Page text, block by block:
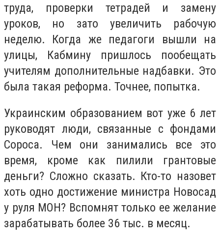
труда, проверки тетрадей и замену
уроков, но зато увеличить рабочую
неделю. Когда же педагоги вышли на
улицы, Кабмину пришлось пообещать
учителям дополнительные надбавки. Это
была такая реформа. Точнее, попытка.
Украинским образованием вот уже 6 лет
руководят люди, связанные с фондами
Сороса. Чем они занимались все это
время, кроме как пилили грантовые
деньги? Сложно сказать. Кто-то назовет
хоть одно достижение министра Новосад
у руля МОН? Вспомнят только ее желание
зарабатывать более 36 тыс. в месяц.